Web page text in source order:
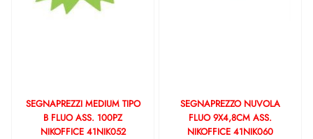
SEGNAPREZZI MEDIUM TIPO
B FLUO ASS. 100PZ
NIKOFFICE 41NIK052
SEGNAPREZZO NUVOLA
FLUO 9X4,8CM ASS.
NIKOFFICE 41NIK060